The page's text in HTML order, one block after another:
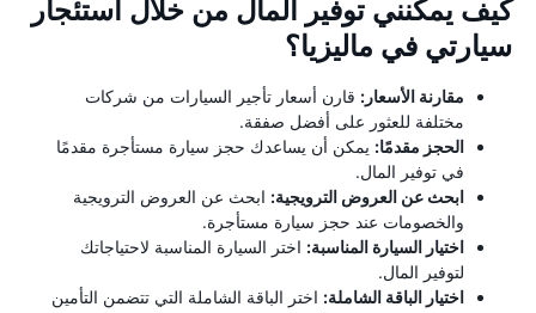
كيف يمكنني توفير المال من خلال استئجار
سيارتي في ماليزيا؟
مقارنة الأسعار: قارن أسعار تأجير السيارات من شركات
مختلفة للعثور على أفضل صفقة.
الحجز مقدمًا: يمكن أن يساعدك حجز سيارة مستأجرة مقدمًا
في توفير المال.
ابحث عن العروض الترويجية: ابحث عن العروض الترويجية
والخصومات عند حجز سيارة مستأجرة.
اختيار السيارة المناسبة: اختر السيارة المناسبة لاحتياجاتك
لتوفير المال.
اختيار الباقة الشاملة: اختر الباقة الشاملة التي تتضمن التأمين